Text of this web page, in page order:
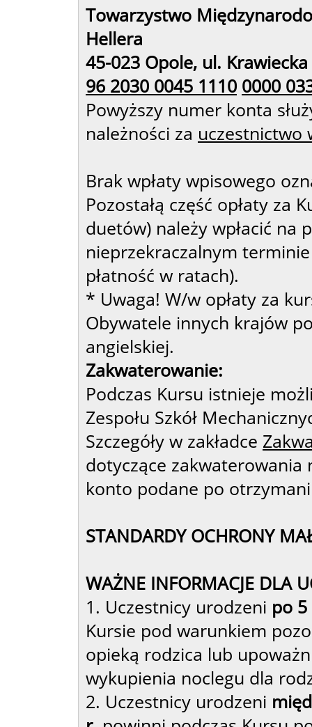
Towarzystwo
Hellera
45-023 Opole, ul.
96 2030 0045 1110 0000
Powyższy numer konta
należności za uczestnictwo
Brak wpłaty wpisowego
Pozostałą część opłaty za
duetów) należy wpłacić na
nieprzekraczalnym
płatność w ratach).
* Uwaga! W/w opłaty za
Obywatele innych krajów
angielskiej.
Zakwaterowanie:
Podczas Kursu istnieje
Zespołu Szkół
Szczegóły w zakładce
dotyczące
konto podane po
STANDARDY OCHRONY
WAŻNE INFORMACJE DLA
1. Uczestnicy urodzeni po
Kursie pod warunkiem
opieką rodzica lub
wykupienia noclegu dla
2. Uczestnicy urodzeni